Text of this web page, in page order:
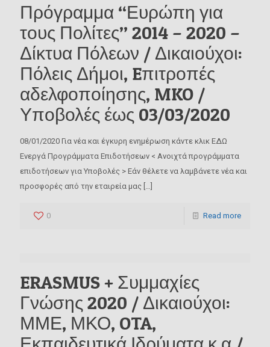
Πρόγραμμα “Ευρώπη για
τους Πολίτες” 2014 – 2020 –
Δίκτυα Πόλεων / Δικαιούχοι:
Πόλεις Δήμοι, Eπιτροπές
αδελφοποίησης, MKO /
Υποβολές έως 03/03/2020
08/01/2020 Για νέα και έγκυρη ενημέρωση κάντε κλικ ΕΔΩ
Ενεργά Προγράμματα Επιδοτήσεων < Ανοιχτά προγράμματα
επιδοτήσεων για Υποβολές > Εάν θέλετε να λαμβάνετε νέα και
προσφορές από την εταιρεία μας
0 Read more
ERASMUS + Συμμαχίες
Γνώσης 2020 / Δικαιούχοι:
ΜΜΕ, ΜΚΟ, OTA,